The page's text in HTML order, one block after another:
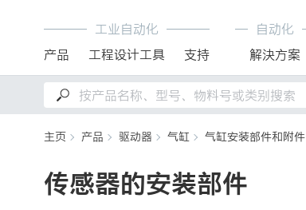
工业自动化
产品
工程设计工具 支持
自动化
解決方案
主页 产品 驱动器 气缸 气缸安装部件和附件
传感器的安装部件